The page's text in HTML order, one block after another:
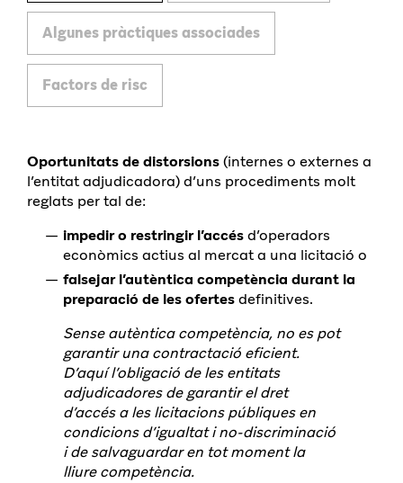
Algunes pràctiques associades
Factors de risc
Oportunitats de distorsions(internes o externes a
l’entitat adjudicadora) d’uns procediments molt
reglats per tal de:
impedir o restringir l’accésd’operadors
econòmics actius al mercat a una licitació o
falsejar l’autèntica competència durant la
preparació de les ofertesdefinitives.
Sense autèntica competència, no es pot
garantir una contractació eficient.
D’aquí l’obligació de les entitats
adjudicadores de garantir el dret
d’accés a les licitacions públiques en
condicions d’igualtat i no-discriminació
i de salvaguardar en tot moment la
lliure competència.